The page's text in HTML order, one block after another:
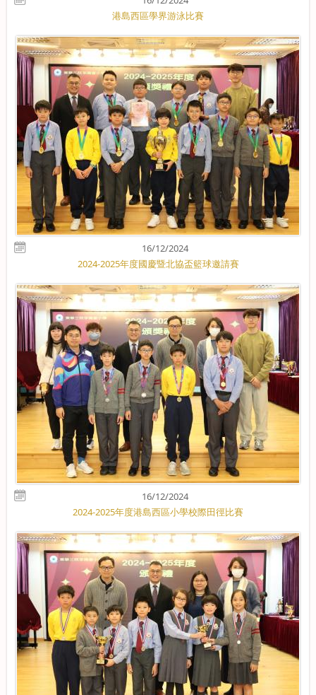
港島西區學界游泳比賽
16/12/2024
2024-2025年度國慶暨北協盃籃球邀請賽
16/12/2024
2024-2025年度港島西區小學校際田徑比賽